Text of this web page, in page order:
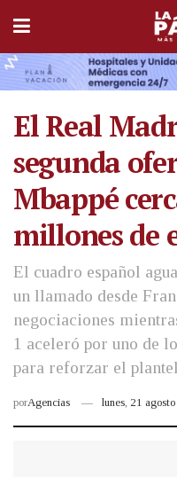
El Real
segunda
Mbappé
millones de
El cuadro español
un llamado desde
negociaciones
1 aceleró por uno de
para reforzar el plantel
porAgencias lunes, 21